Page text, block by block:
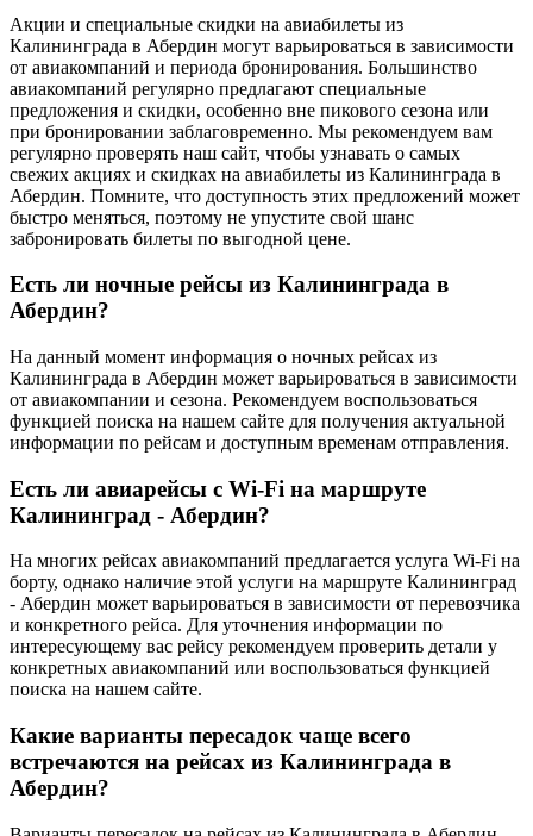
Акции и специальные скидки на авиабилеты из
Калининграда в Абердин могут варьироваться в зависимости
от авиакомпаний и периода бронирования. Большинство
авиакомпаний регулярно предлагают специальные
предложения и скидки, особенно вне пикового сезона или
при бронировании заблаговременно. Мы рекомендуем вам
регулярно проверять наш сайт, чтобы узнавать о самых
свежих акциях и скидках на авиабилеты из Калининграда в
Абердин. Помните, что доступность этих предложений может
быстро меняться, поэтому не упустите свой шанс
забронировать билеты по выгодной цене.
Есть ли ночные рейсы из Калининграда в
Абердин?
На данный момент информация о ночных рейсах из
Калининграда в Абердин может варьироваться в зависимости
от авиакомпании и сезона. Рекомендуем воспользоваться
функцией поиска на нашем сайте для получения актуальной
информации по рейсам и доступным временам отправления.
Есть ли авиарейсы с Wi-Fi на маршруте
Калининград - Абердин?
На многих рейсах авиакомпаний предлагается услуга Wi-Fi на
борту, однако наличие этой услуги на маршруте Калининград
- Абердин может варьироваться в зависимости от перевозчика
и конкретного рейса. Для уточнения информации по
интересующему вас рейсу рекомендуем проверить детали у
конкретных авиакомпаний или воспользоваться функцией
поиска на нашем сайте.
Какие варианты пересадок чаще всего
встречаются на рейсах из Калининграда в
Абердин?